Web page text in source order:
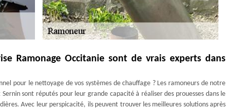
Ramonage Occitanie sont de vrais experts dans
pour le nettoyage de vos systèmes de chauffage ? Les ramoneurs de notre
sont réputés pour leur grande capacité à réaliser des prouesses dans le
Avec leur perspicacité, ils peuvent trouver les meilleures solutions après